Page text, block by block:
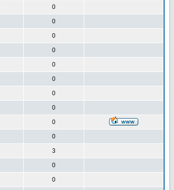
0
0
0
0
0
0
0
0
0
0
3
0
0